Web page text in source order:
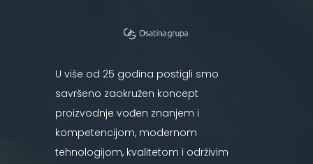
U više od 25 godina postigli smo
savršeno zaokružen koncept
proizvodnje vođen znanjem i
kompetencijom, modernom
tehnologijom, kvalitetom i održivim